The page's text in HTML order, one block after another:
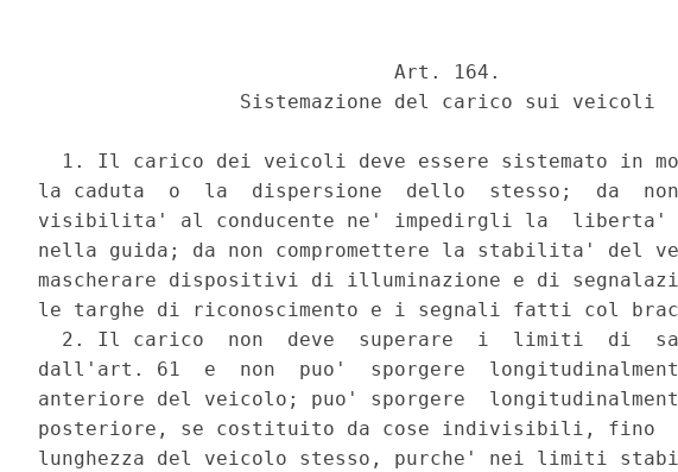
                              Art. 164.
                 Sistemazione del carico sui veicoli
1. Il carico dei veicoli deve essere sistemato in
la caduta  o  la  dispersione  dello  stesso;  da
visibilita' al conducente ne' impedirgli la  liberta'
nella guida; da non compromettere la stabilita' del
mascherare dispositivi di illuminazione e di
le targhe di riconoscimento e i segnali fatti col
2. Il carico  non  deve  superare  i  limiti  di
dall'art. 61  e  non  puo'  sporgere
anteriore del veicolo; puo' sporgere
posteriore, se costituito da cose indivisibili, fino
lunghezza del veicolo stesso, purche' nei limiti